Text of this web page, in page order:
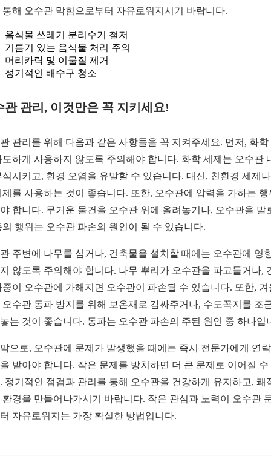
통해 오수관 막힘으로부터 자유로워지시기 바랍니다.
음식물 쓰레기 분리수거 철저
기름기 있는 음식물 처리 주의
머리카락 및 이물질 제거
정기적인 배수구 청소
관 관리, 이것만은 꼭 지키세요!
관리를 위해 다음과 같은 사항들을 꼭 지켜주세요. 먼저, 화학
도하게 사용하지 않도록 주의해야 합니다. 화학 세제는 오수관
식시키고, 환경 오염을 유발할 수 있습니다. 대신, 친환경 세제
제를 사용하는 것이 좋습니다. 또한, 오수관에 압력을 가하는 행
합니다. 무거운 물건을 오수관 위에 올려놓거나, 오수관을 발
의 행위는 오수관 파손의 원인이 될 수 있습니다.
주변에 나무를 심거나, 건축물을 설치할 때에는 오수관에 영
않도록 주의해야 합니다. 나무 뿌리가 오수관을 파고들거나,
중이 오수관에 가해지면 오수관이 파손될 수 있습니다. 또한, 겨
오수관 동파 방지를 위해 보온재로 감싸주거나, 수도꼭지를 조
는 것이 좋습니다. 동파는 오수관 파손의 주된 원인 중 하나입
으로, 오수관에 문제가 발생했을 때에는 즉시 전문가에게 연
받아야 합니다. 작은 문제를 방치하면 더 큰 문제로 이어질 수
정기적인 점검과 관리를 통해 오수관을 건강하게 유지하고, 쾌
환경을 만들어나가시기 바랍니다. 작은 관심과 노력이 오수관
자유로워지는 가장 확실한 방법입니다.